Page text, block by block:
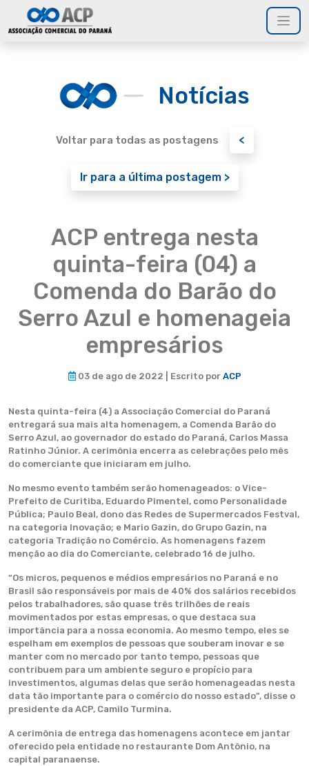
Notícias
Voltar para todas as postagens <
Ir para a última postagem >
ACP entrega nesta
quinta-feira (04) a
Comenda do Barão do
Serro Azul e homenageia
empresários
03 de ago de 2022 | Escrito por ACP
Nesta quinta-feira (4) a Associação Comercial do Paraná
entregará sua mais alta homenagem, a Comenda Barão do
Serro Azul, ao governador do estado do Paraná, Carlos Massa
Ratinho Júnior. A cerimônia encerra as celebrações pelo mês
do comerciante que iniciaram em julho.
No mesmo evento também serão homenageados: o Vice-
Prefeito de Curitiba, Eduardo Pimentel, como Personalidade
Pública; Paulo Beal, dono das Redes de Supermercados Festval,
na categoria Inovação; e Mario Gazin, do Grupo Gazin, na
categoria Tradição no Comércio. As homenagens fazem
menção ao dia do Comerciante, celebrado 16 de julho.
“Os micros, pequenos e médios empresários no Paraná e no
Brasil são responsáveis por mais de 40% dos salários recebidos
pelos trabalhadores, são quase três trilhões de reais
movimentados por estas empresas, o que destaca sua
importância para a nossa economia. Ao mesmo tempo, eles se
espelham em exemplos de pessoas que souberam inovar e se
manter com no mercado por tanto tempo, pessoas que
contribuem para um ambiente seguro e propício para
investimentos, algumas delas que serão homenageadas nesta
data tão importante para o comércio do nosso estado”, disse o
presidente da ACP, Camilo Turmina.
A cerimônia de entrega das homenagens acontece em jantar
oferecido pela entidade no restaurante Dom Antônio, na
capital paranaense.